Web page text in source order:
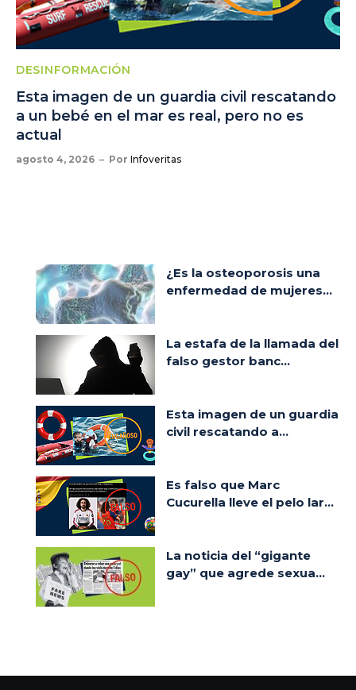
DESINFORMACIÓN
Esta imagen de un guardia civil rescatando
a un bebé en el mar es real, pero no es
actual
agosto 4, 2026 Por Infoveritas
¿Es la osteoporosis una
enfermedad de mujeres...
La estafa de la llamada del
falso gestor banc...
Esta imagen de un guardia
civil rescatando a...
Es falso que Marc
Cucurella lleve el pelo lar...
La noticia del “gigante
gay” que agrede sexua...